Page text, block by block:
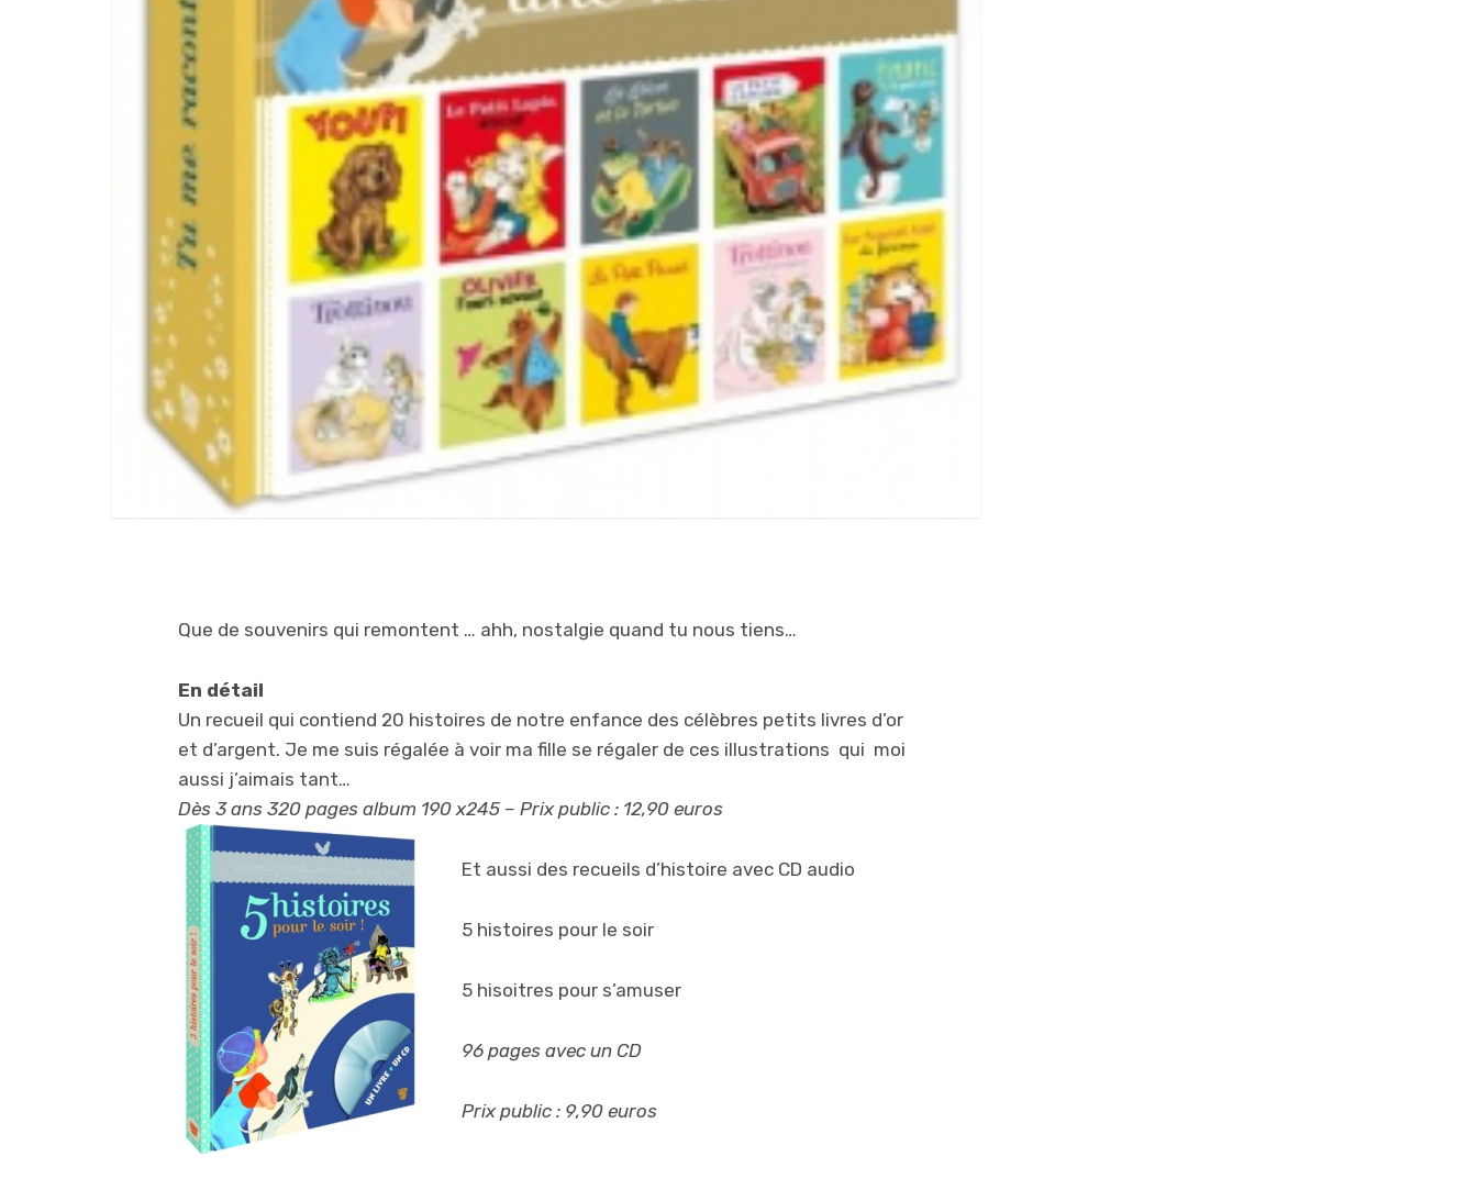
Que de souvenirs qui remontent … ahh, nostalgie quand tu nous tiens…
En détail
Un recueil qui contiend 20 histoires de notre enfance des célèbres petits livres d’or
et d’argent. Je me suis régalée à voir ma fille se régaler de ces illustrations qui moi
aussi j’aimais tant…
Dès 3 ans 320 pages album 190 x245 – Prix public : 12,90 euros
Et aussi des recueils d’histoire avec CD audio
5 histoires pour le soir
5 hisoitres pour s’amuser
96 pages avec un CD
Prix public : 9,90 euros